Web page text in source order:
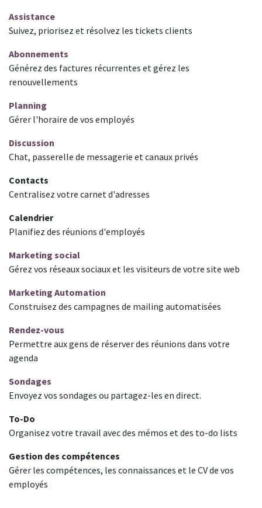
Assistance
Suivez, priorisez et résolvez les tickets clients
Abonnements
Générez des factures récurrentes et gérez les
renouvellements
Planning
Gérer l'horaire de vos employés
Discussion
Chat, passerelle de messagerie et canaux privés
Contacts
Centralisez votre carnet d'adresses
Calendrier
Planifiez des réunions d'employés
Marketing social
Gérez vos réseaux sociaux et les visiteurs de votre site web
Marketing Automation
Construisez des campagnes de mailing automatisées
Rendez-vous
Permettre aux gens de réserver des réunions dans votre
agenda
Sondages
Envoyez vos sondages ou partagez-les en direct.
To-Do
Organisez votre travail avec des mémos et des to-do lists
Gestion des compétences
Gérer les compétences, les connaissances et le CV de vos
employés